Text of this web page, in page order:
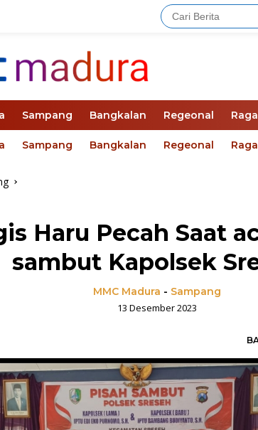
Sampang Bangkalan Regeonal
Sampang Bangkalan Regeonal
Haru Pecah Saat
sambut Kapolsek
MMC Madura - Sampang
13 Desember 2023